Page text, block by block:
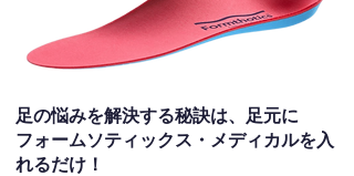
足の悩みを解決する秘訣は、足元に
フォームソティックス・メディカルを入
れるだけ！